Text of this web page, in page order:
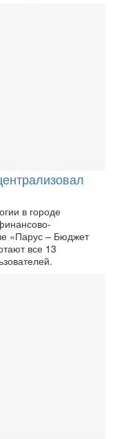
в городе
«Парус – Бюджет
все 13